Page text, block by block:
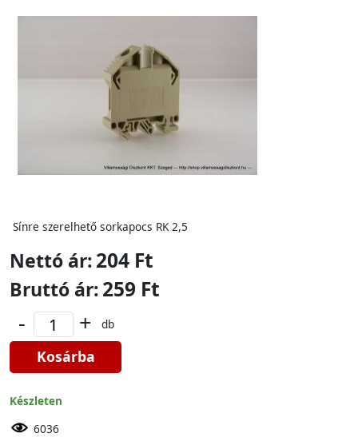
Sínre szerelhető sorkapocs RK 2,5
Nettó ár:204 Ft
Bruttó ár:259 Ft
- + db
Kosárba
Készleten
6036